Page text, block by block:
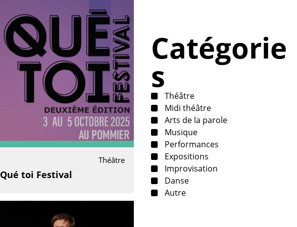
Théâtre
Qué toi Festival
Catégorie
s
Théâtre
Midi théâtre
Arts de la parole
Musique
Performances
Expositions
Improvisation
Danse
Autre